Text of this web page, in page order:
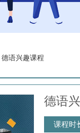
德语兴趣课程
德语
课程时